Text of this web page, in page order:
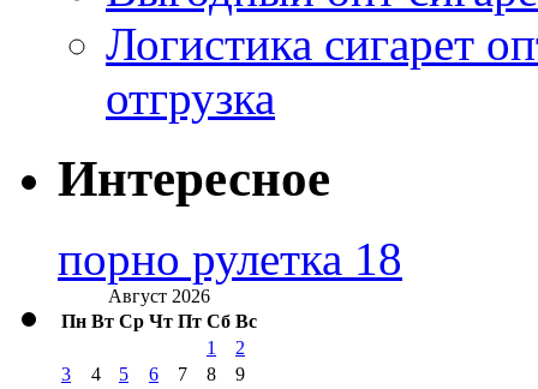
Логистика сигарет
отгрузка
Интересное
порно рулетка 18
Август 2026
Пн Вт Ср Чт Пт Сб Вс
1
2
3
4 5 6 7 8
9